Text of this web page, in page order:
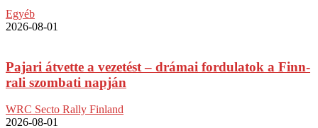
Egyéb
2026-08-01
Pajari átvette a vezetést – drámai fordulatok a Finn-
rali szombati napján
WRC Secto Rally Finland
2026-08-01